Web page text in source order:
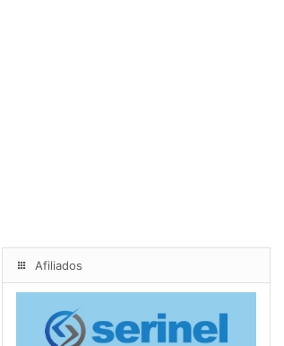
Afiliados